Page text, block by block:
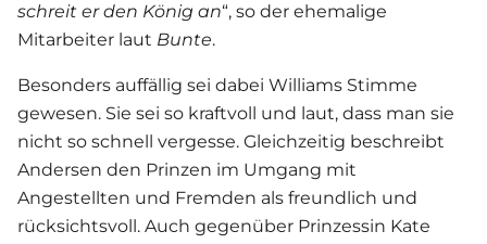
schreit er den König an“, so der ehemalige
Mitarbeiter laut Bunte.
Besonders auffällig sei dabei Williams Stimme
gewesen. Sie sei so kraftvoll und laut, dass man sie
nicht so schnell vergesse. Gleichzeitig beschreibt
Andersen den Prinzen im Umgang mit
Angestellten und Fremden als freundlich und
rücksichtsvoll. Auch gegenüber Prinzessin Kate